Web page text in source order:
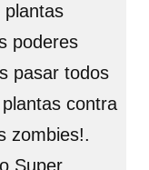
plantas
poderes
pasar todos
contra
zombies!.
Super